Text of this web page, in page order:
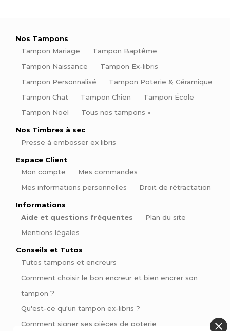
Nos Tampons
Tampon Mariage
Tampon Baptême
Tampon Naissance
Tampon Ex-libris
Tampon Personnalisé
Tampon Poterie & Céramique
Tampon Chat
Tampon Chien
Tampon École
Tampon Noël
Tous nos tampons »
Nos Timbres à sec
Presse à embosser ex libris
Espace Client
Mon compte
Mes commandes
Mes informations personnelles
Droit de rétractation
Informations
Aide et questions fréquentes
Plan du site
Mentions légales
Conseils et Tutos
Tutos tampons et encreurs
Comment choisir le bon encreur et bien encrer son
tampon ?
Qu'est-ce qu'un tampon ex-libris ?
Comment signer ses pièces de poterie